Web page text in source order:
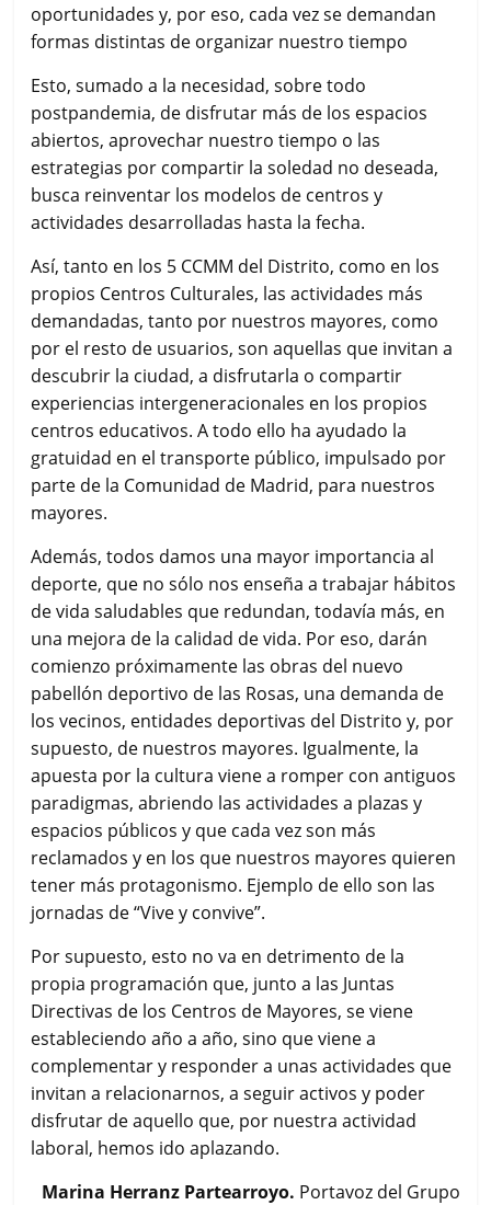
oportunidades y, por eso, cada vez se demandan
formas distintas de organizar nuestro tiempo
Esto, sumado a la necesidad, sobre todo
postpandemia, de disfrutar más de los espacios
abiertos, aprovechar nuestro tiempo o las
estrategias por compartir la soledad no deseada,
busca reinventar los modelos de centros y
actividades desarrolladas hasta la fecha.
Así, tanto en los 5 CCMM del Distrito, como en los
propios Centros Culturales, las actividades más
demandadas, tanto por nuestros mayores, como
por el resto de usuarios, son aquellas que invitan a
descubrir la ciudad, a disfrutarla o compartir
experiencias intergeneracionales en los propios
centros educativos. A todo ello ha ayudado la
gratuidad en el transporte público, impulsado por
parte de la Comunidad de Madrid, para nuestros
mayores.
Además, todos damos una mayor importancia al
deporte, que no sólo nos enseña a trabajar hábitos
de vida saludables que redundan, todavía más, en
una mejora de la calidad de vida. Por eso, darán
comienzo próximamente las obras del nuevo
pabellón deportivo de las Rosas, una demanda de
los vecinos, entidades deportivas del Distrito y, por
supuesto, de nuestros mayores. Igualmente, la
apuesta por la cultura viene a romper con antiguos
paradigmas, abriendo las actividades a plazas y
espacios públicos y que cada vez son más
reclamados y en los que nuestros mayores quieren
tener más protagonismo. Ejemplo de ello son las
jornadas de “Vive y convive”.
Por supuesto, esto no va en detrimento de la
propia programación que, junto a las Juntas
Directivas de los Centros de Mayores, se viene
estableciendo año a año, sino que viene a
complementar y responder a unas actividades que
invitan a relacionarnos, a seguir activos y poder
disfrutar de aquello que, por nuestra actividad
laboral, hemos ido aplazando.
Marina Herranz Partearroyo. Portavoz del Grupo